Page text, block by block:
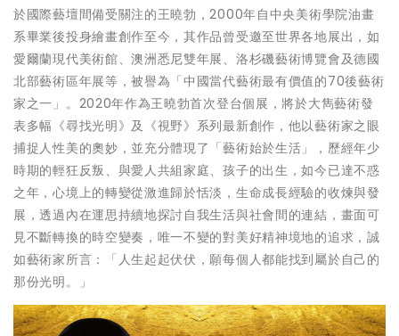
於國際藝壇間備受關注的王曉勃，2000年自中央美術學院油畫
系畢業後投身繪畫創作至今，其作品曾受邀至世界各地展出，如
愛爾蘭現代美術館、澳洲悉尼雙年展、洛杉磯藝術博覽會及德國
北部藝術區年展等，被譽為「中國當代藝術最有價值的70後藝術
家之一」。2020年作為王曉勃首次登台個展，將於大雋藝術發
表多幅《尋找光明》及《視野》系列最新創作，他以藝術家之眼
捕捉人性美的奧妙，並充分體現了「藝術始於生活」，歷經年少
時期的輕狂反叛、與愛人共組家庭、孩子的出生，如今已達不惑
之年，心境上的轉變從激進歸於恬淡，生命成長經驗的收煉與發
展，透過內在運思持續地探討自我生活與社會間的連結，畫面可
見不斷轉換的時空變奏，唯一不變的對美好精神境地的追求，誠
如藝術家所言：「人生起起伏伏，願每個人都能找到屬於自己的
那份光明。」